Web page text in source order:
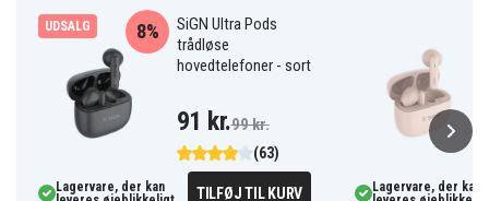
UDSALG
SiGN Ultra Pods
trådløse
hovedtelefoner - sort
(63)
8%
91 kr.99 kr.
Lagervare, der kan
TILFØJ TIL KURV
Lagervare, der kan